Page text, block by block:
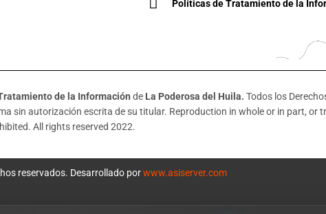
Políticas de Tratamiento de la
de la Información de La Poderosa del Huila. Todos los
sin autorización escrita de su titular. Reproduction in whole or in part, or
All rights reserved 2022.
reservados. Desarrollado porwww.asiserver.com